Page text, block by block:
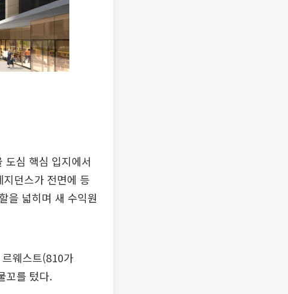
심 핵심 입지에서
지던스가 전면에 등
을 넓히며 새 수익원
웨스트(810가
꼬를 텄다.